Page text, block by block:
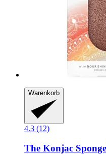
Warenkorb
4.3 (12)
The Konjac